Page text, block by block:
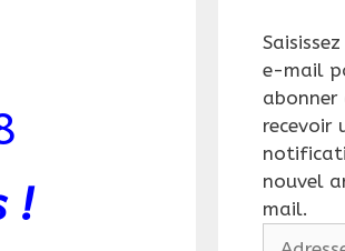
!
e-mail
abonner
recevoir
nouvel
mail.